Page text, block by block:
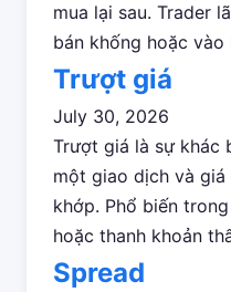
mua lại sau. Trader
bán khống hoặc vào
Trượt giá
July 30, 2026
Trượt giá là sự khác
một giao dịch và
khớp. Phổ biến
hoặc thanh khoản
Spread